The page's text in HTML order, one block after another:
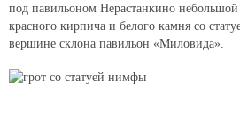
под павильоном Нерастанкино
красного кирпича и белого камня со
вершине склона павильон «Миловида».